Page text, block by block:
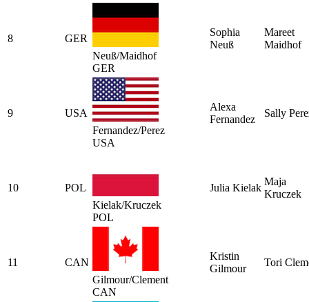
8
GER
Neuß/Maidhof
GER
Sophia
Neuß
Mareet
Maidhof
9
USA
Fernandez/Perez
USA
Alexa
Fernandez
Sally
10
POL
Kielak/Kruczek
POL
Julia Kielak
Maja
Kruczek
11
CAN
Gilmour/Clement
CAN
Kristin
Gilmour
Tori